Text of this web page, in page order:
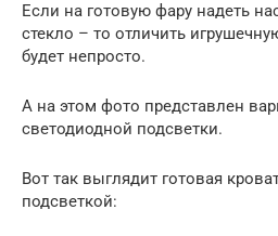
Если на готовую фару надеть
стекло – то отличить
будет непросто.
А на этом фото представлен
светодиодной подсветки.
Вот так выглядит готовая
подсветкой: